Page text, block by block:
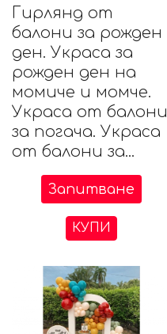
Гирлянд от
балони за рожден
ден. Украса за
рожден ден на
момиче и момче.
Украса от балони
за погача. Украса
от балони за...
Запитване
КУПИ